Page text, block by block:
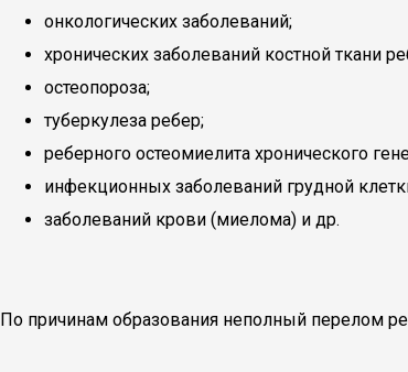
онкологических заболеваний;
хронических заболеваний костной ткани
остеопороза;
туберкулеза ребер;
реберного остеомиелита хронического
инфекционных заболеваний грудной
заболеваний крови (миелома) и др.
По причинам образования неполный перелом